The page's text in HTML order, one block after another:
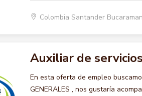
Colombia Santander
Auxiliar de
En esta oferta de empleo
GENERALES , nos gustaría